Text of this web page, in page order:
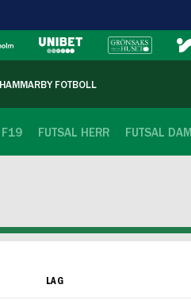
HAMMARBY FOTBOLL
F19 FUTSAL HERR FUTSAL DAM
LAG